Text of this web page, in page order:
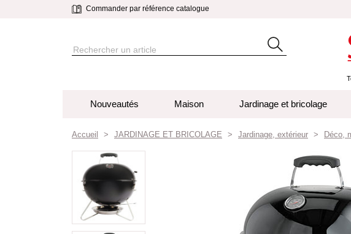
Commander par référence catalogue
Nouveautés Maison Jardinage et bricolage
Accueil JARDINAGE ET BRICOLAGE Jardinage, extérieur Déco,